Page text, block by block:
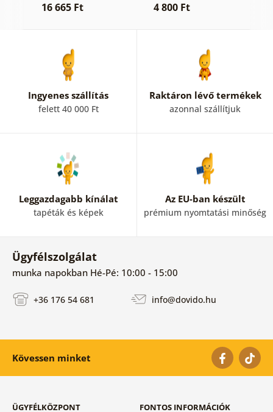
16 665 Ft 4 800 Ft
Ingyenes szállítás
felett 40 000 Ft
Raktáron lévő termékek
azonnal szállítjuk
Leggazdagabb kínálat
tapéták és képek
Az EU-ban készült
prémium nyomtatási minőség
Ügyfélszolgálat
munka napokban Hé-Pé: 10:00 - 15:00
+36 176 54 681 info@dovido.hu
Kövessen minket
ÜGYFÉLKÖZPONT FONTOS INFORMÁCIÓK